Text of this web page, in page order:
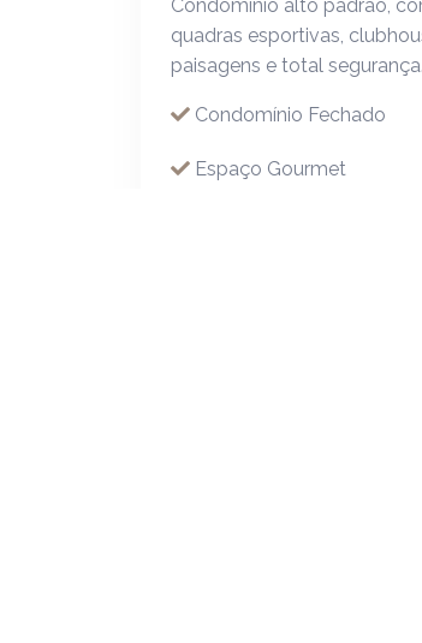
Condomínio alto padrão,
quadras esportivas,
paisagens e total segurança.
Condomínio Fechado
Espaço Gourmet